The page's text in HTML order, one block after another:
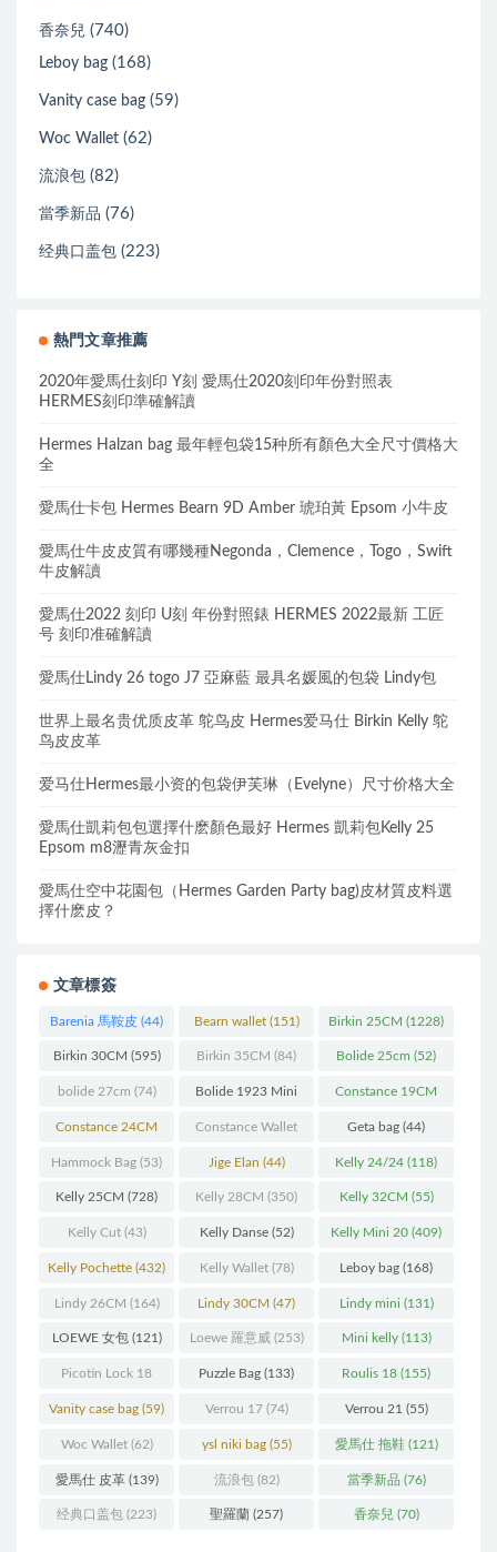
香奈兒 (740)
Leboy bag (168)
Vanity case bag (59)
Woc Wallet (62)
流浪包 (82)
當季新品 (76)
经典口盖包 (223)
熱門文章推薦
2020年愛馬仕刻印 Y刻 愛馬仕2020刻印年份對照表
HERMES刻印準確解讀
Hermes Halzan bag 最年輕包袋15种所有顏色大全尺寸價格大
全
愛馬仕卡包 Hermes Bearn 9D Amber 琥珀黃 Epsom 小牛皮
愛馬仕牛皮皮質有哪幾種Negonda，Clemence，Togo，Swift
牛皮解讀
愛馬仕2022 刻印 U刻 年份對照錶 HERMES 2022最新 工匠
号 刻印准確解讀
愛馬仕Lindy 26 togo J7 亞麻藍 最具名媛風的包袋 Lindy包
世界上最名贵优质皮革 鸵鸟皮 Hermes爱马仕 Birkin Kelly 鸵
鸟皮皮革
爱马仕Hermes最小资的包袋伊芙琳（Evelyne）尺寸价格大全
愛馬仕凱莉包包選擇什麽顏色最好 Hermes 凱莉包Kelly 25
Epsom m8瀝青灰金扣
愛馬仕空中花園包（Hermes Garden Party bag)皮材質皮料選
擇什麽皮？
文章標簽
Barenia 馬鞍皮 (44) Bearn wallet(151) Birkin 25CM (1228)
Birkin 30CM (595) Birkin 35CM (84) Bolide 25cm (52)
bolide 27cm (74) Bolide 1923 Mini
(93)
Constance 19CM
(571)
Constance 24CM
(216)
Constance Wallet
(60)
Geta bag (44)
Hammock Bag (53) Jige Elan (44) Kelly 24/24 (118)
Kelly 25CM (728) Kelly 28CM (350) Kelly 32CM (55)
Kelly Cut(43) Kelly Danse(52) Kelly Mini 20 (409)
Kelly Pochette (432) Kelly Wallet(78) Leboy bag (168)
Lindy 26CM (164) Lindy 30CM (47) Lindy mini (131)
LOEWE 女包(121) Loewe 羅意威(253) Mini kelly(113)
Picotin Lock 18
(202)
Puzzle Bag (133) Roulis 18 (155)
Vanity case bag (59) Verrou 17(74) Verrou 21 (55)
Woc Wallet(62) ysl niki bag(55) 愛馬仕 拖鞋(121)
愛馬仕 皮革(139) 流浪包(82) 當季新品 (76)
经典口盖包 (223) 聖羅蘭 (257) 香奈兒 (70)